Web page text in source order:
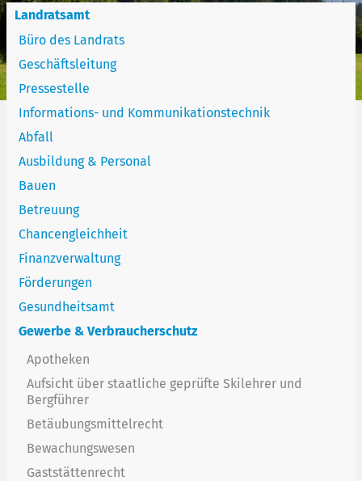
Landratsamt
Büro des Landrats
Geschäftsleitung
Pressestelle
Informations- und Kommunikationstechnik
Abfall
Ausbildung & Personal
Bauen
Betreuung
Chancengleichheit
Finanzverwaltung
Förderungen
Gesundheitsamt
Gewerbe & Verbraucherschutz
Apotheken
Aufsicht über staatliche geprüfte Skilehrer und
Bergführer
Betäubungsmittelrecht
Bewachungswesen
Gaststättenrecht